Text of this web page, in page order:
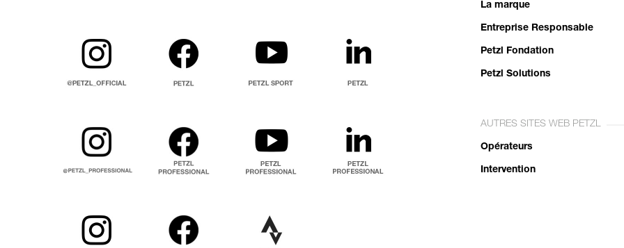
La marque
Entreprise Responsable
Petzl Fondation
Petzl Solutions
AUTRES SITES WEB PETZL
Opérateurs
Intervention